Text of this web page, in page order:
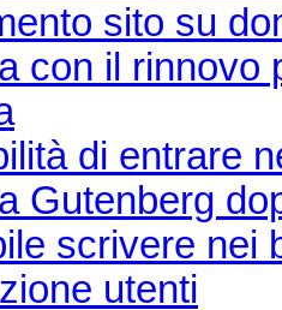
sito su
con il rinnovo
di entrare
Gutenberg
scrivere nei
utenti